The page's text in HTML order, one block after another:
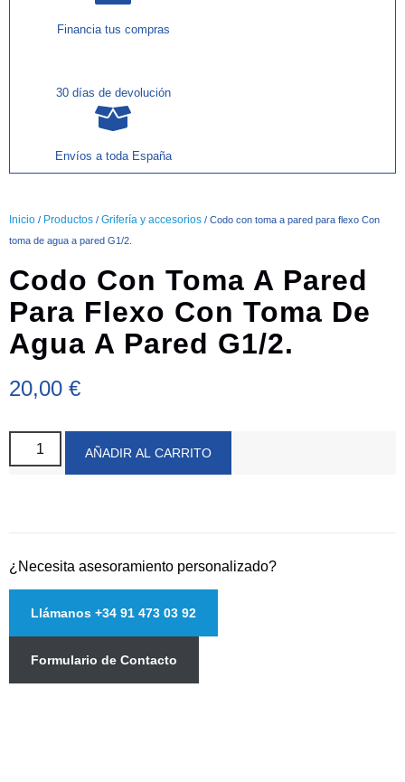
Financia tus compras
30 días de devolución
Envíos a toda España
Inicio / Productos / Grifería y accesorios / Codo con toma a pared para flexo Con
toma de agua a pared G1/2.
Codo Con Toma A Pared
Para Flexo Con Toma De
Agua A Pared G1/2.
20,00 €
AÑADIR AL CARRITO
¿Necesita asesoramiento personalizado?
Llámanos +34 91 473 03 92
Formulario de Contacto